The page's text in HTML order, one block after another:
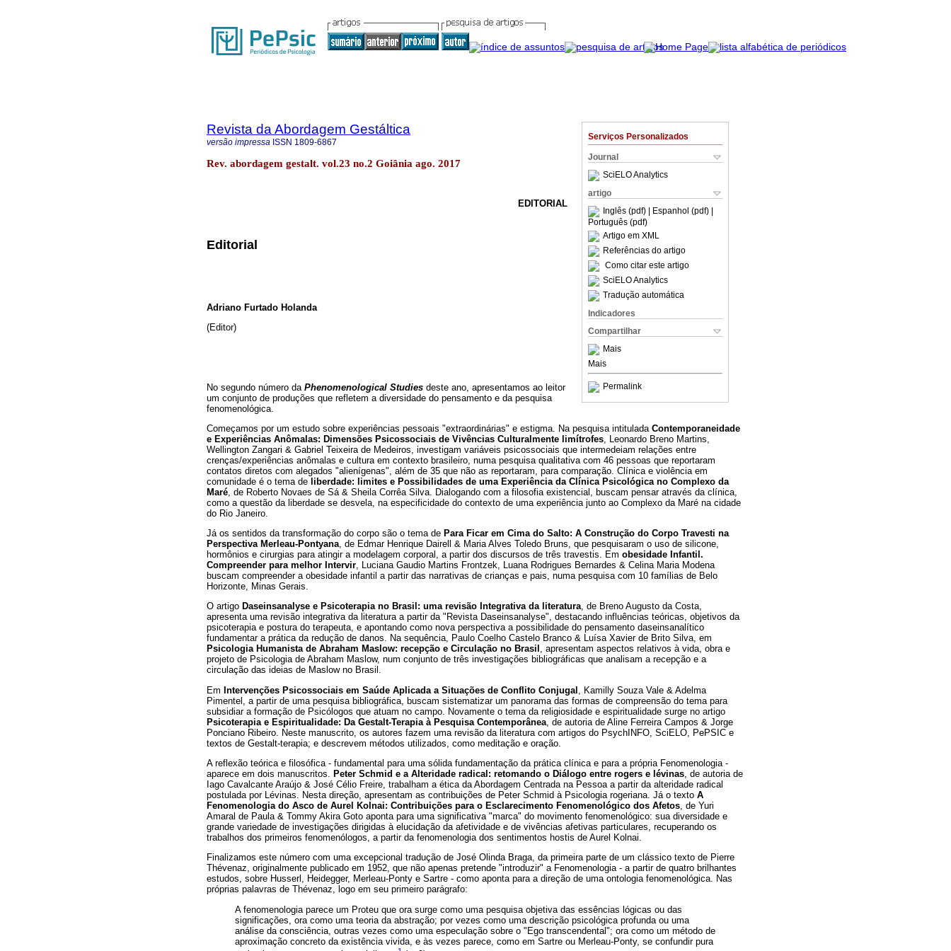
Serviços Personalizados
Journal
SciELO Analytics
artigo
Inglês (pdf)
| Espanhol (pdf)
Português (pdf)
Artigo em XML
Referências do artigo
Como citar este artigo
SciELO Analytics
Tradução automática
Indicadores
Compartilhar
Mais
Mais
Permalink
Revista da Abordagem Gestáltica
versão impressa ISSN 1809-6867
Rev. abordagem gestalt. vol.23 no.2 Goiânia ago. 2017
EDITORIAL
Editorial
Adriano Furtado Holanda
(Editor)
No segundo número da Phenomenological Studies deste ano, apresentamos ao leitor
um conjunto de produções que refletem a diversidade do pensamento e da pesquisa
fenomenológica.
Começamos por um estudo sobre experiências pessoais "extraordinárias" e estigma. Na pesquisa intitulada Contemporaneidade
e Experiências Anômalas: Dimensões Psicossociais de Vivências Culturalmente limítrofes , Leonardo Breno Martins,
Wellington Zangari & Gabriel Teixeira de Medeiros, investigam variáveis psicossociais que intermedeiam relações entre
crenças/experiências anômalas e cultura em contexto brasileiro, numa pesquisa qualitativa com 46 pessoas que reportaram
contatos diretos com alegados "alienígenas", além de 35 que não as reportaram, para comparação. Clínica e violência em
comunidade é o tema de liberdade: limites e Possibilidades de uma Experiência da Clínica Psicológica no Complexo da
Maré , de Roberto Novaes de Sá & Sheila Corrêa Silva. Dialogando com a filosofia existencial, buscam pensar através da clínica,
como a questão da liberdade se desvela, na especificidade do contexto de uma experiência junto ao Complexo da Maré na cidade
do Rio Janeiro.
Já os sentidos da transformação do corpo são o tema de Para Ficar em Cima do Salto: A Construção do Corpo Travesti na
Perspectiva Merleau-Pontyana, de Edmar Henrique Dairell & Maria Alves Toledo Bruns, que pesquisaram o uso de silicone,
hormônios e cirurgias para atingir a modelagem corporal, a partir dos discursos de três travestis. Em obesidade Infantil.
Compreender para melhor Intervir, Luciana Gaudio Martins Frontzek, Luana Rodrigues Bernardes & Celina Maria Modena
buscam compreender a obesidade infantil a partir das narrativas de crianças e pais, numa pesquisa com 10 famílias de Belo
Horizonte, Minas Gerais.
O artigo Daseinsanalyse e Psicoterapia no Brasil: uma revisão Integrativa da literatura, de Breno Augusto da Costa,
apresenta uma revisão integrativa da literatura a partir da "Revista Daseinsanalyse", destacando influências teóricas, objetivos da
psicoterapia e postura do terapeuta, e apontando como nova perspectiva a possibilidade do pensamento daseinsanalítico
fundamentar a prática da redução de danos. Na sequência, Paulo Coelho Castelo Branco & Luísa Xavier de Brito Silva, em
Psicologia Humanista de Abraham Maslow: recepção e Circulação no Brasil , apresentam aspectos relativos à vida, obra e
projeto de Psicologia de Abraham Maslow, num conjunto de três investigações bibliográficas que analisam a recepção e a
circulação das ideias de Maslow no Brasil.
Em Intervenções Psicossociais em Saúde Aplicada a Situações de Conflito Conjugal , Kamilly Souza Vale & Adelma
Pimentel, a partir de uma pesquisa bibliográfica, buscam sistematizar um panorama das formas de compreensão do tema para
subsidiar a formação de Psicólogos que atuam no campo. Novamente o tema da religiosidade e espiritualidade surge no artigo
Psicoterapia e Espiritualidade: Da Gestalt-Terapia à Pesquisa Contemporânea , de autoria de Aline Ferreira Campos & Jorge
Ponciano Ribeiro. Neste manuscrito, os autores fazem uma revisão da literatura com artigos do PsychINFO, SciELO, PePSIC e
textos de Gestalt-terapia; e descrevem métodos utilizados, como meditação e oração.
A reflexão teórica e filosófica - fundamental para uma sólida fundamentação da prática clínica e para a própria Fenomenologia -
aparece em dois manuscritos. Peter Schmid e a Alteridade radical: retomando o Diálogo entre rogers e lévinas , de autoria de
Iago Cavalcante Araújo & José Célio Freire, trabalham a ética da Abordagem Centrada na Pessoa a partir da alteridade radical
postulada por Lévinas. Nesta direção, apresentam as contribuições de Peter Schmid à Psicologia rogeriana. Já o texto A
Fenomenologia do Asco de Aurel Kolnai: Contribuições para o Esclarecimento Fenomenológico dos Afetos , de Yuri
Amaral de Paula & Tommy Akira Goto aponta para uma significativa "marca" do movimento fenomenológico: sua diversidade e
grande variedade de investigações dirigidas à elucidação da afetividade e de vivências afetivas particulares, recuperando os
trabalhos dos primeiros fenomenólogos, a partir da fenomenologia dos sentimentos hostis de Aurel Kolnai.
Finalizamos este número com uma excepcional tradução de José Olinda Braga, da primeira parte de um clássico texto de Pierre
Thévenaz, originalmente publicado em 1952, que não apenas pretende "introduzir" a Fenomenologia - a partir de quatro brilhantes
estudos, sobre Husserl, Heidegger, Merleau-Ponty e Sartre - como aponta para a direção de uma ontologia fenomenológica. Nas
próprias palavras de Thévenaz, logo em seu primeiro parágrafo:
A fenomenologia parece um Proteu que ora surge como uma pesquisa objetiva das essências lógicas ou das
significações, ora como uma teoria da abstração; por vezes como uma descrição psicológica profunda ou uma
análise da consciência, outras vezes como uma especulação sobre o "Ego transcendental"; ora como um método de
aproximação concreto da existência vivida, e às vezes parece, como em Sartre ou Merleau-Ponty, se confundir pura